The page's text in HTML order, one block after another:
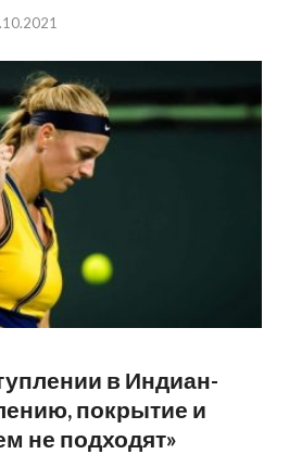
в Индиан-
покрытие и
не подходят»